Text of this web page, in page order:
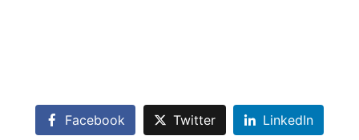
Facebook Twitter LinkedIn